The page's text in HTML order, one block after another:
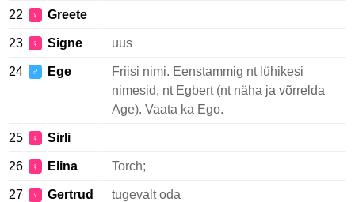
22 ♀ Greete
23 ♀ Signe uus
24 ♂ Ege
Friisi nimi. Eenstammig nt lühikesi
nimesid, nt Egbert (nt näha ja võrrelda
Age). Vaata ka Ego.
25 ♀ Sirli
26 ♀ Elina Torch;
27 ♀ Gertrud tugevalt oda